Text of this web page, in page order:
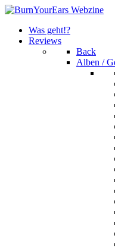
Was geht!?
Reviews
Back
Alben /